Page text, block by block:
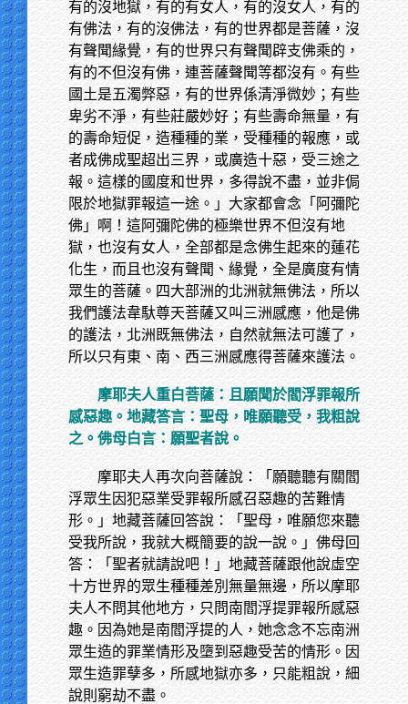
有的沒地獄，有的有女人，有的沒女人，有的
有佛法，有的沒佛法，有的世界都是菩薩，沒
有聲聞緣覺，有的世界只有聲聞辟支佛乘的，
有的不但沒有佛，連菩薩聲聞等都沒有。有些
國土是五濁弊惡，有的世界係清淨微妙；有些
卑劣不淨，有些莊嚴妙好；有些壽命無量，有
的壽命短促，造種種的業，受種種的報應，或
者成佛成聖超出三界，或廣造十惡，受三途之
報。這樣的國度和世界，多得說不盡，並非侷
限於地獄罪報這一途。」大家都會念「阿彌陀
佛」啊！這阿彌陀佛的極樂世界不但沒有地
獄，也沒有女人，全部都是念佛生起來的蓮花
化生，而且也沒有聲聞、緣覺，全是廣度有情
眾生的菩薩。四大部洲的北洲就無佛法，所以
我們護法韋馱尊天菩薩又叫三洲感應，他是佛
的護法，北洲既無佛法，自然就無法可護了，
所以只有東、南、西三洲感應得菩薩來護法。
摩耶夫人重白菩薩：且願聞於閻浮罪報所
感惡趣。地藏答言：聖母，唯願聽受，我粗說
之。佛母白言：願聖者說。
摩耶夫人再次向菩薩說：「願聽聽有關閻
浮眾生因犯惡業受罪報所感召惡趣的苦難情
形。」地藏菩薩回答說：「聖母，唯願您來聽
受我所說，我就大概簡要的說一說。」佛母回
答：「聖者就請說吧！」地藏菩薩跟他說虛空
十方世界的眾生種種差別無量無邊，所以摩耶
夫人不問其他地方，只問南閻浮提罪報所感惡
趣。因為她是南閻浮提的人，她念念不忘南洲
眾生造的罪業情形及墮到惡趣受苦的情形。因
眾生造罪孽多，所感地獄亦多，只能粗說，細
說則窮劫不盡。